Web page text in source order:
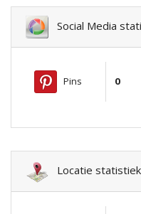
Social Media
Pins 0
Locatie